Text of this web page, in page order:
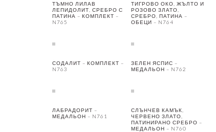
ТЪМНО ЛИЛАВ
ЛЕПИДОЛИТ, СРЕБРО С
ПАТИНА – КОМПЛЕКТ –
N765
ТИГРОВО ОКО, ЖЪЛТО И
РОЗОВО ЗЛАТО,
СРЕБРО, ПАТИНА –
ОБЕЦИ – N764
СОДАЛИТ – КОМПЛЕКТ –
N763
ЗЕЛЕН ЯСПИС –
МЕДАЛЬОН – N762
ЛАБРАДОРИТ –
МЕДАЛЬОН – N761
СЛЪНЧЕВ КАМЪК,
ЧЕРВЕНО ЗЛАТО,
ПАТИНИРАНО СРЕБРО –
МЕДАЛЬОН – N760